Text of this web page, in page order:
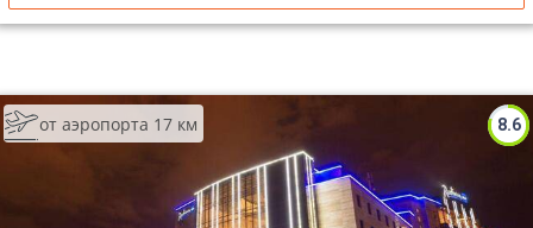
8.6
от аэропорта 17 км